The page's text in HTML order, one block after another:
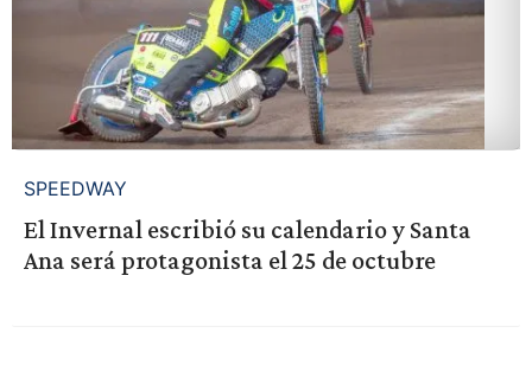
SPEEDWAY
El Invernal escribió su calendario y Santa
Ana será protagonista el 25 de octubre